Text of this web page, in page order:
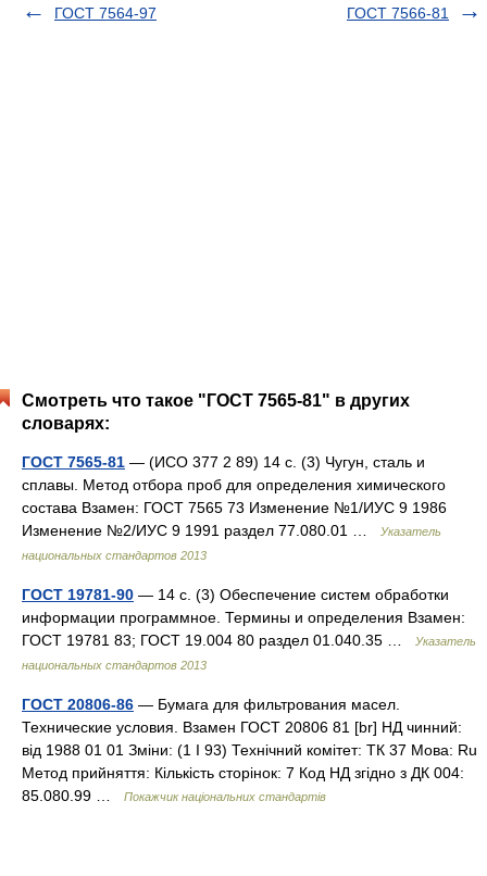
ГОСТ 7564-97
ГОСТ 7566-81
Смотреть что такое "ГОСТ 7565-81" в других
словарях:
ГОСТ 7565-81 — (ИСО 377 2 89) 14 с. (3) Чугун, сталь и
сплавы. Метод отбора проб для определения химического
состава Взамен: ГОСТ 7565 73 Изменение №1/ИУС 9 1986
Изменение №2/ИУС 9 1991 раздел 77.080.01 …
Указатель
национальных стандартов 2013
ГОСТ 19781-90 — 14 с. (3) Обеспечение систем обработки
информации программное. Термины и определения Взамен:
ГОСТ 19781 83; ГОСТ 19.004 80 раздел 01.040.35 …
Указатель
национальных стандартов 2013
ГОСТ 20806-86 — Бумага для фильтрования масел.
Технические условия. Взамен ГОСТ 20806 81 [br] НД чинний:
від 1988 01 01 Зміни: (1 I 93) Технічний комітет: ТК 37 Мова: Ru
Метод прийняття: Кількість сторінок: 7 Код НД згідно з ДК 004:
85.080.99 …
Покажчик національних стандартів